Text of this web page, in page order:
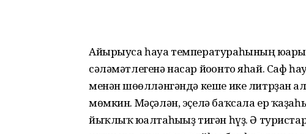
Айырыуса һауа темпера­тура­һының
сәләмәт­легенә насар йоғонто яһай. Саф
менән шөғөлләнгәндә ке­ше ике литрҙан
мөмкин. Мәҫәлән, эҫелә баҡ­сала ер
йыҡлыҡ юғалта­һығыҙ тигән һүҙ. Ә